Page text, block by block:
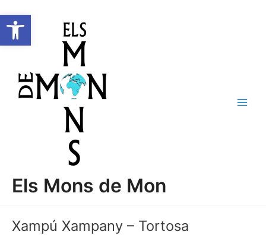
Obre la barra d'eines
contingut
Els Mons de Mon
Xampú Xampany – Tortosa
d'entrades
e
r